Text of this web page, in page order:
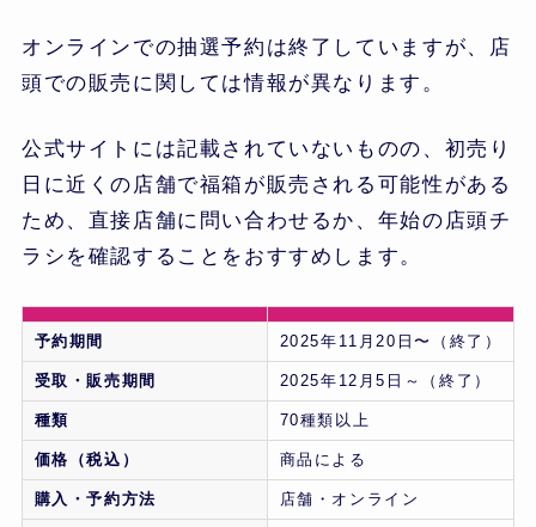
オンラインでの抽選予約は終了していますが、店
頭での販売に関しては情報が異なります。
公式サイトには記載されていないものの、初売り
日に近くの店舗で福箱が販売される可能性がある
ため、直接店舗に問い合わせるか、年始の店頭チ
ラシを確認することをおすすめします。
予約期間 2025年11月20日〜（終了）
受取・販売期間 2025年12月5日～（終了）
種類 70種類以上
価格（税込） 商品による
購入・予約方法 店舗・オンライン